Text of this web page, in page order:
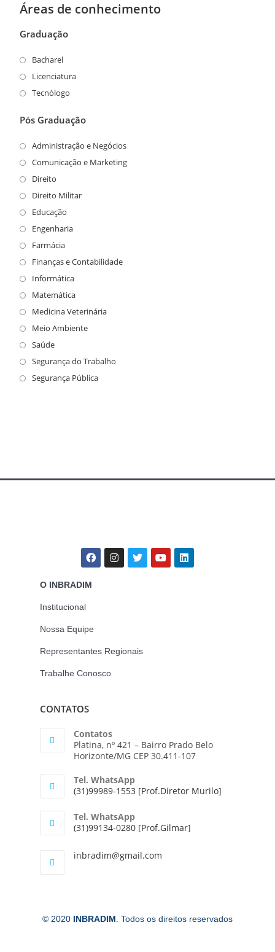
Áreas de conhecimento
Graduação
Bacharel
Licenciatura
Tecnólogo
Pós Graduação
Administração e Negócios
Comunicação e Marketing
Direito
Direito Militar
Educação
Engenharia
Farmácia
Finanças e Contabilidade
Informática
Matemática
Medicina Veterinária
Meio Ambiente
Saúde
Segurança do Trabalho
Segurança Pública
O INBRADIM
Institucional
Nossa Equipe
Representantes Regionais
Trabalhe Conosco
CONTATOS
Contatos
Platina, nº 421 – Bairro Prado Belo
Horizonte/MG CEP 30.411-107
Tel. WhatsApp
(31)99989-1553 [Prof.Diretor Murilo]
Tel. WhatsApp
(31)99134-0280 [Prof.Gilmar]
inbradim@gmail.com
© 2020 INBRADIM. Todos os direitos reservados